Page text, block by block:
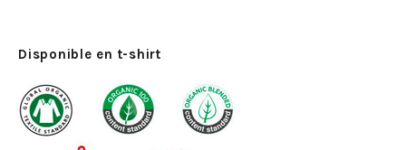
Disponible en t-shirt